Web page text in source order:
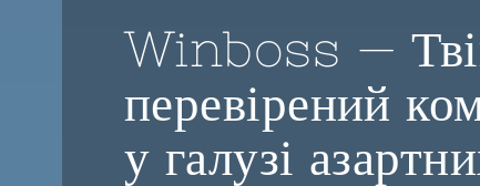
Winboss —
перевірений
у галузі